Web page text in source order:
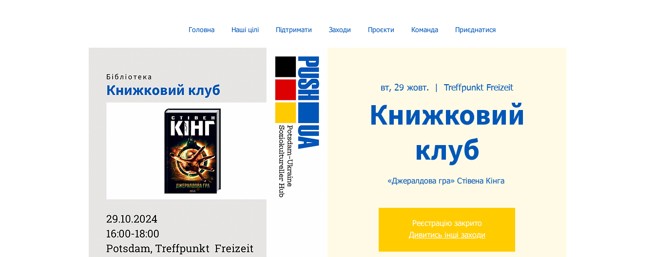
Головна Наші цілі Підтримати Заходи Проєкти Команда Приєднатися
вт, 29 жовт. Treffpunkt Freizeit
Книжковий
клуб
«Джералдова гра» Стівена Кінга
Реєстрацію закрито
Дивитись інші заходи